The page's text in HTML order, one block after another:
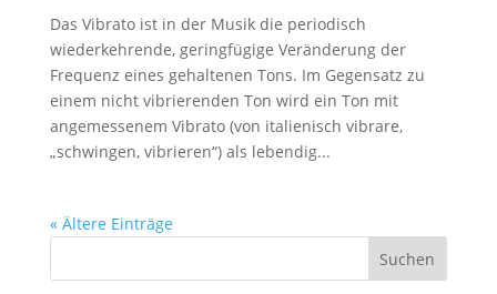
Das Vibrato ist in der Musik die periodisch
wiederkehrende, geringfügige Veränderung der
Frequenz eines gehaltenen Tons. Im Gegensatz zu
einem nicht vibrierenden Ton wird ein Ton mit
angemessenem Vibrato (von italienisch vibrare,
„schwingen, vibrieren“) als lebendig...
« Ältere Einträge